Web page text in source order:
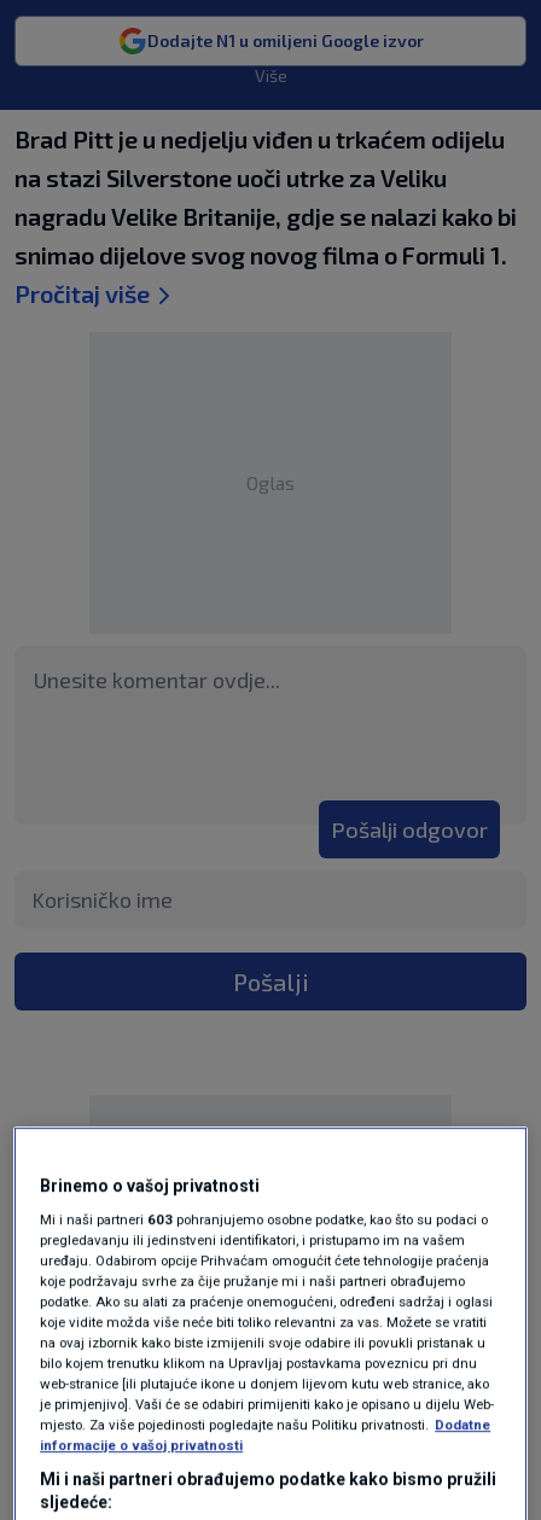
Dodajte N1 u omiljeni Google izvor
Više
Brad Pitt je u nedjelju viđen u trkaćem odijelu
na stazi Silverstone uoči utrke za Veliku
nagradu Velike Britanije, gdje se nalazi kako bi
snimao dijelove svog novog filma o Formuli 1.
Pročitaj više
Oglas
Pošalji odgovor
Pošalji
Oglas
Brinemo o vašoj privatnosti
Mi i naši partneri 603 pohranjujemo osobne podatke, kao što su podaci o
pregledavanju ili jedinstveni identifikatori, i pristupamo im na vašem
uređaju. Odabirom opcije Prihvaćam omogućit ćete tehnologije praćenja
koje podržavaju svrhe za čije pružanje mi i naši partneri obrađujemo
podatke. Ako su alati za praćenje onemogućeni, određeni sadržaj i oglasi
koje vidite možda više neće biti toliko relevantni za vas. Možete se vratiti
na ovaj izbornik kako biste izmijenili svoje odabire ili povukli pristanak u
bilo kojem trenutku klikom na Upravljaj postavkama poveznicu pri dnu
web-stranice [ili plutajuće ikone u donjem lijevom kutu web stranice, ako
je primjenjivo]. Vaši će se odabiri primijeniti kako je opisano u dijelu Web-
mjesto. Za više pojedinosti pogledajte našu Politiku privatnosti.
Dodatne
informacije o vašoj privatnosti
Mi i naši partneri obrađujemo podatke kako bismo pružili
sljedeće: